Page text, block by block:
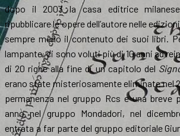
dopo il 2003 la casa editrice
ripubblicare le opere dell’autore nelle
sempre meno il contenuto dei suoi libri.
lampante, ci sono voluti più di 10 anni ad
di 20 righe alla fine di un capitolo del
erano state misteriosamente eliminate nel
permanenza nel gruppo Rcs e una breve
anno nel gruppo Mondadori, nel
entrata a far parte del gruppo editoriale